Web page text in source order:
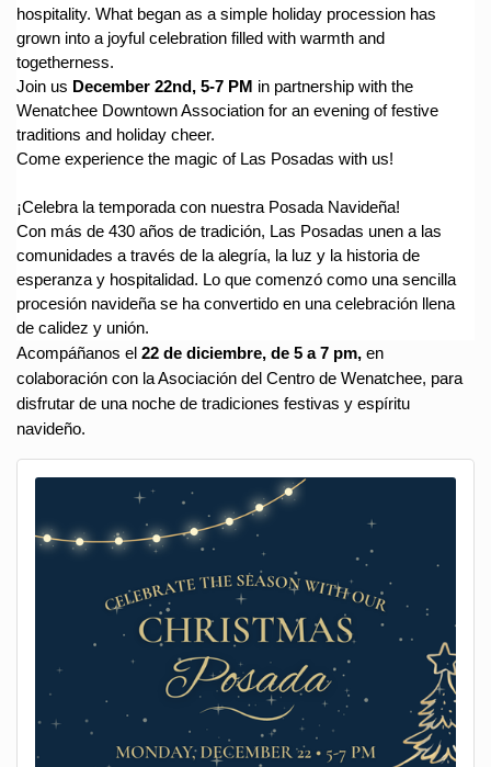
hospitality. What began as a simple holiday procession has
grown into a joyful celebration filled with warmth and
togetherness.
Join us December 22nd, 5-7 PM in partnership with the
Wenatchee Downtown Association for an evening of festive
traditions and holiday cheer.
Come experience the magic of Las Posadas with us!
¡Celebra la temporada con nuestra Posada Navideña!
Con más de 430 años de tradición, Las Posadas unen a las
comunidades a través de la alegría, la luz y la historia de
esperanza y hospitalidad. Lo que comenzó como una sencilla
procesión navideña se ha convertido en una celebración llena
de calidez y unión.
Acompáñanos el 22 de diciembre, de 5 a 7 pm, en
colaboración con la Asociación del Centro de Wenatchee, para
disfrutar de una noche de tradiciones festivas y espíritu
navideño.